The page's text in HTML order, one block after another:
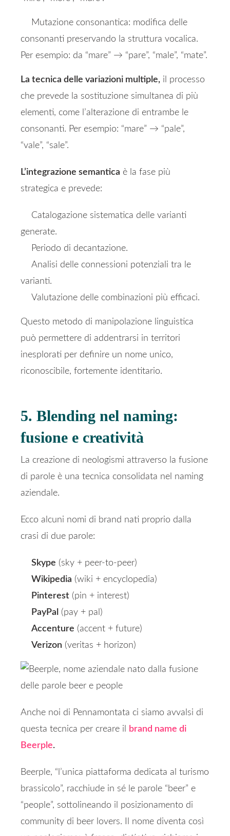
Mutazione consonantica: modifica delle
consonanti preservando la struttura vocalica.
Per esempio: da “mare” → “pare”, “male”, “mate”.
La tecnica delle variazioni multiple, il processo
che prevede la sostituzione simultanea di più
elementi, come l’alterazione di entrambe le
consonanti. Per esempio: “mare” → “pale”,
“vale”, “sale”.
L’integrazione semantica è la fase più
strategica e prevede:
Catalogazione sistematica delle varianti
generate.
Periodo di decantazione.
Analisi delle connessioni potenziali tra le
varianti.
Valutazione delle combinazioni più efficaci.
Questo metodo di manipolazione linguistica
può permettere di addentrarsi in territori
inesplorati per definire un nome unico,
riconoscibile, fortemente identitario.
5. Blending nel naming:
fusione e creatività
La creazione di neologismi attraverso la fusione
di parole è una tecnica consolidata nel naming
aziendale.
Ecco alcuni nomi di brand nati proprio dalla
crasi di due parole:
Skype (sky + peer-to-peer)
Wikipedia (wiki + encyclopedia)
Pinterest (pin + interest)
PayPal
(pay + pal)
Accenture (accent + future)
Verizon (veritas + horizon)
Anche noi di Pennamontata ci siamo avvalsi di
questa tecnica per creare il
brand name di
Beerple.
Beerple, “l’unica piattaforma dedicata al turismo
brassicolo”, racchiude in sé le parole “beer” e
“people”, sottolineando il posizionamento di
community di beer lovers. Il nome diventa così